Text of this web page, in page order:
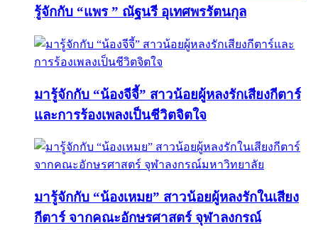
รู้จักกับ “แพร ” ณัฐนรี อุเทศพรรัตนกุล
มารู้จักกับ “น้องจีจี้” สาวน้อยผู้หลงรักเสียงกีตาร์
และการร้องเพลงเป็นชีวิตจิตใจ
มารู้จักกับ “น้องเหมย” สาวน้อยผู้หลงรักในเสียง
กีตาร์ จากคณะอักษรศาสตร์ จุฬาลงกรณ์